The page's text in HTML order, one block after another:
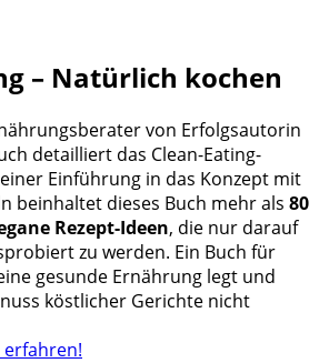
– Natürlich kochen
von Erfolgsautorin
detailliert das Clean-Eating-
Einführung in das Konzept mit
beinhaltet dieses Buch mehr als 80
Rezept-Ideen, die nur darauf
zu werden. Ein Buch für
gesunde Ernährung legt und
köstlicher Gerichte nicht
erfahren!